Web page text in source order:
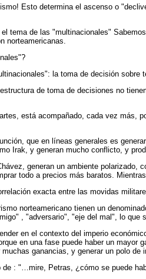
Esto determina el ascenso o
tema de las "multinacionales"
norteamericanas.
la toma de decisión
de toma de decisiones no
está acompañado, cada vez más,
que en líneas generales es
Irak, y generan mucho conflicto, y
generan un ambiente
todo a precios más baratos.
exacta entre las movidas
norteamericano tienen un
, "adversario", "eje del mal", lo que
en el contexto del imperio
en una fase puede haber un
ganancias, y generar un polo
: "…mire, Petras, ¿cómo se puede